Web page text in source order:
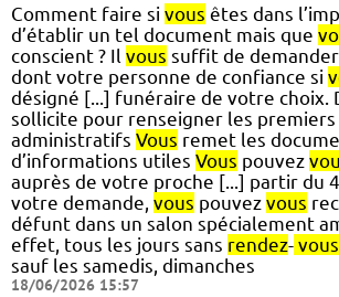
Comment faire si vous êtes dans
d’établir un tel document mais que
conscient ? Il vous suffit de
dont votre personne de confiance si
désigné [...] funéraire de votre choix.
sollicite pour renseigner les
administratifs Vous remet les
d’informations utiles Vous pouvez
auprès de votre proche [...] partir du
votre demande, vous pouvez vous
défunt dans un salon spécialement
effet, tous les jours sans rendez- vous
sauf les samedis, dimanches
18/06/2026 15:57